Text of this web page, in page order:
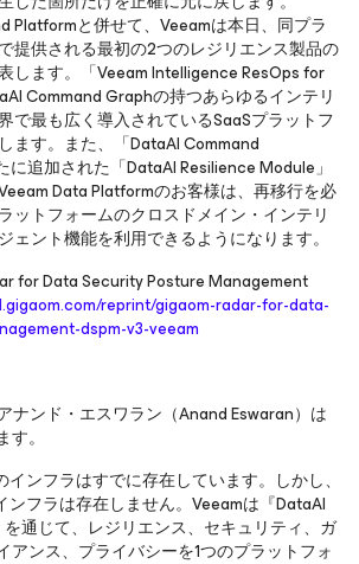
Platformと併せて、Veeamは本日、同プラ
提供される最初の2つのレジリエンス製品の
します。「Veeam Intelligence ResOps for
Command Graphの持つあらゆるインテリ
で最も広く導入されているSaaSプラットフ
ます。また、「DataAI Command
追加された「DataAI Resilience Module」
Data Platformのお客様は、再移行を必
ットフォームのクロスドメイン・インテリ
ェント機能を利用できるようになります。
for Data Security Posture Management
reprint/gigaom-radar-for-data-
dspm-v3-veeam
ナンド・エスワラン（Anand Eswaran）は
。
インフラはすでに存在しています。しかし、
ンフラは存在しません。Veeamは『DataAI
通じて、レジリエンス、セキュリティ、ガ
アンス、プライバシーを1つのプラットフォ